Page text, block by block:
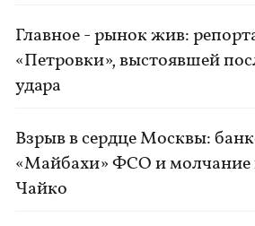
Главное - рынок жив:
«Петровки», выстоявшей
удара
Взрыв в сердце Москвы:
«Майбахи» ФСО и молчание
Чайко